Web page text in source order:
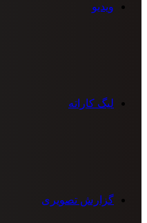
ویدیو
لیگ کاراته
گزارش تصویری